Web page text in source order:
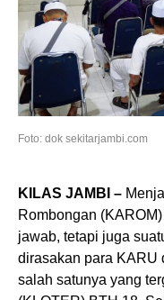
Foto: dok sekitarjambi.com
KILAS JAMBI –
Rombongan
jawab, tetapi juga
dirasakan para KARU
salah satunya yang